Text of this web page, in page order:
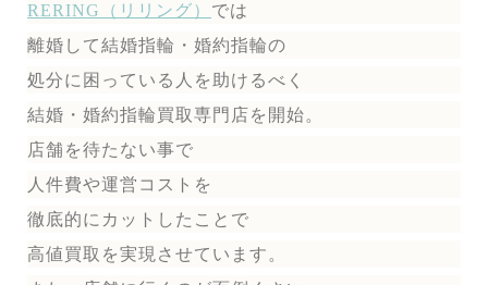
RERING（リリング） では
離婚して結婚指輪・婚約指輪の
処分に困っている人を助けるべく
結婚・婚約指輪買取専門店を開始。
店舗を待たない事で
人件費や運営コストを
徹底的にカットしたことで
高値買取を実現させています。